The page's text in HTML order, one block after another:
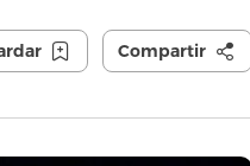
Compartir